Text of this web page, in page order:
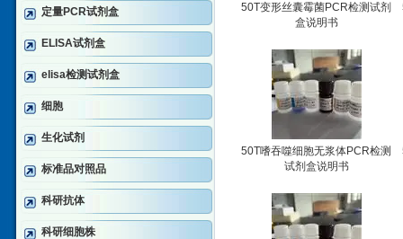
定量PCR试剂盒
ELISA试剂盒
elisa检测试剂盒
细胞
生化试剂
标准品对照品
科研抗体
科研细胞株
50T变形丝囊霉菌PCR检测试剂
盒说明书
50T嗜吞噬细胞无浆体PCR检测
试剂盒说明书